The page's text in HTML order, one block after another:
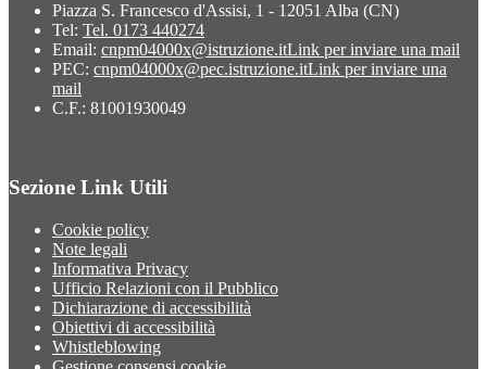
Piazza S. Francesco d'Assisi, 1 - 12051 Alba (CN)
Tel: Tel. 0173 440274
Email: cnpm04000x@istruzione.itLink per inviare una mail
PEC: cnpm04000x@pec.istruzione.itLink per inviare una
mail
C.F.: 81001930049
Sezione Link Utili
Cookie policy
Note legali
Informativa Privacy
Ufficio Relazioni con il Pubblico
Dichiarazione di accessibilità
Obiettivi di accessibilità
Whistleblowing